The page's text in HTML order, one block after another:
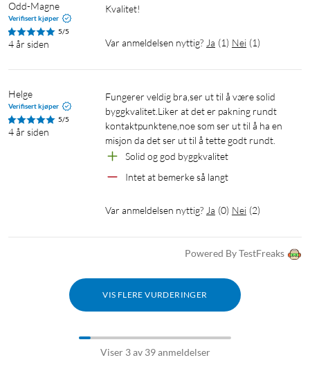
Odd-Magne
Verifisert kjøper
5/5
4 år siden
Kvalitet!
Var anmeldelsen nyttig? Ja (1) Nei (1)
Helge
Verifisert kjøper
5/5
4 år siden
Fungerer veldig bra,ser ut til å være solid
byggkvalitet.Liker at det er pakning rundt
kontaktpunktene,noe som ser ut til å ha en
misjon da det ser ut til å tette godt rundt.
Solid og god byggkvalitet
Intet at bemerke så langt
Var anmeldelsen nyttig? Ja (0) Nei (2)
Powered By TestFreaks
VIS FLERE VURDERINGER
Viser 3 av 39 anmeldelser